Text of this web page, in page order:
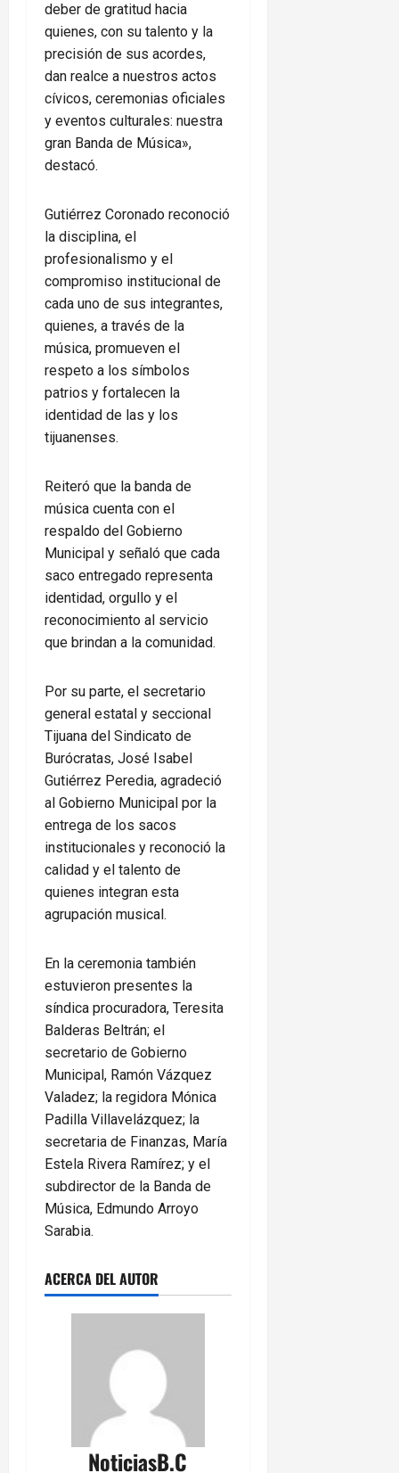
deber de gratitud hacia
quienes, con su talento y la
precisión de sus acordes,
dan realce a nuestros actos
cívicos, ceremonias oficiales
y eventos culturales: nuestra
gran Banda de Música»,
destacó.
Gutiérrez Coronado reconoció
la disciplina, el
profesionalismo y el
compromiso institucional de
cada uno de sus integrantes,
quienes, a través de la
música, promueven el
respeto a los símbolos
patrios y fortalecen la
identidad de las y los
tijuanenses.
Reiteró que la banda de
música cuenta con el
respaldo del Gobierno
Municipal y señaló que cada
saco entregado representa
identidad, orgullo y el
reconocimiento al servicio
que brindan a la comunidad.
Por su parte, el secretario
general estatal y seccional
Tijuana del Sindicato de
Burócratas, José Isabel
Gutiérrez Peredia, agradeció
al Gobierno Municipal por la
entrega de los sacos
institucionales y reconoció la
calidad y el talento de
quienes integran esta
agrupación musical.
En la ceremonia también
estuvieron presentes la
síndica procuradora, Teresita
Balderas Beltrán; el
secretario de Gobierno
Municipal, Ramón Vázquez
Valadez; la regidora Mónica
Padilla Villavelázquez; la
secretaria de Finanzas, María
Estela Rivera Ramírez; y el
subdirector de la Banda de
Música, Edmundo Arroyo
Sarabia.
ACERCA DEL AUTOR
NoticiasB.C